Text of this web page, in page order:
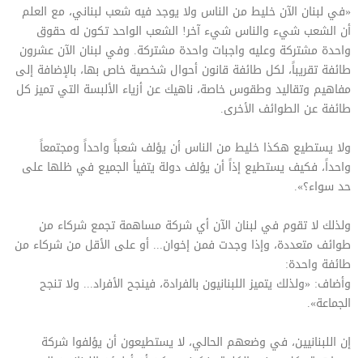
«في لبنان الآن خليط من الناس ولا يوجد فيه شعب لبناني، مع العلم
أن الشعب شيء والناس شيء آخر! الشعب الواحد تكون له حقوق
واحدة مشتركة وعليه واجبات واحدة مشتركة. وفي لبنان الآن عشرون
طائفة تقريباً، لكل طائفة قانون أحوال شخصية خاص بها، بالإضافة إلى
مفاهيم وتقاليد وطقوس خاصة، ناهيك عن أزياء الألبسة التي تميز كل
طائفة عن الطوائف الأخرى.
ولا يستطيع هكذا خليط من الناس أن يؤلف شعباً واحداً ومجتمعاً
واحداً، فكيف يستطيع إذاً أن يؤلف دولة يتفيأ الجميع في ظلها على
حد سواء؟».
ولذلك لا تقوم في لبنان الآن أي شركة مساهمة تجمع شركاء من
طوائف متعددة، وإذا وجدت فمن إخوان... أو على الأقل من شركاء من
طائفة واحدة:
وأضاف: «ولذلك يتميز اللبنانيون بالفرادة، فينجح الأفراد... ولا تنجح
الجماعة».
إن اللبنانيين، في وضعهم الحالي، لا يستطيعون أن يؤلفوا شركة